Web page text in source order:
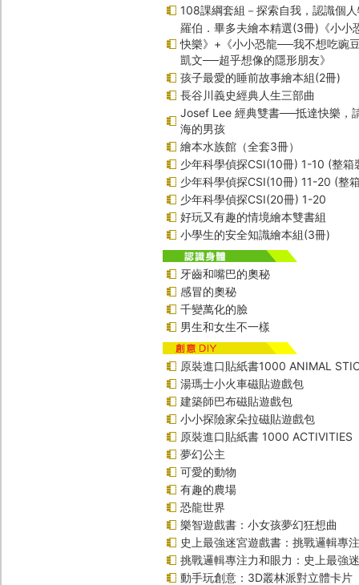
108課綱套組－探索自我，認識個
羅伯．畢多夫繪本精選(3冊)《小小
快樂》+《小小恐龍──我不想吃豌
凱文──超乎想像的隱形朋友》
孩子最愛的睡前故事繪本組(2冊)
長谷川義史經典人生三部曲
Josef Lee 經典雙書──抵達快樂，
海的男孩
繪本水族館（全套3冊）
少年科學偵探CSI(10冊) 1-10 (整箱
少年科學偵探CSI(10冊) 11-20 (整
少年科學偵探CSI(20冊) 1-20
好玩又有趣的情境繪本雙書組
小學生的安全知識繪本組(3冊)
牙齒和嘴巴的奧秘
感冒的奧秘
千變萬化的臉
男生和女生不一樣
原裝進口貼紙書1000 ANIMAL
湯瑪士小火車磁貼遊戲包
建築師巴布磁貼遊戲包
小小探險家朵拉磁貼遊戲包
原裝進口貼紙書 1000 ACTIVITIES
夢幻公主
可愛的動物
有趣的農場
恐龍世界
樂智遊戲書：小女孩夢幻狂想曲
史上最強迷宮遊戲書：挑戰邏輯專
挑戰邏輯專注力和眼力：史上最強
動手玩創意：3D叢林派對立體卡片